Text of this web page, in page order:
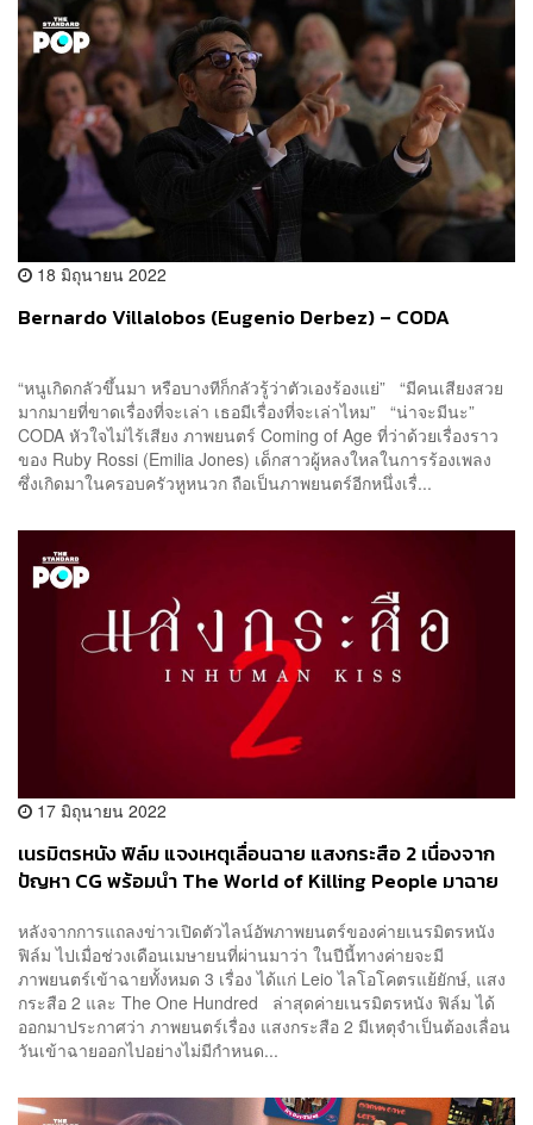
18 มิถุนายน 2022
Bernardo Villalobos (Eugenio Derbez) – CODA
“หนูเกิดกลัวขึ้นมา หรือบางทีก็กลัวรู้ว่าตัวเองร้องแย่” “มีคนเสียงสวย
มากมายที่ขาดเรื่องที่จะเล่า เธอมีเรื่องที่จะเล่าไหม” “น่าจะมีนะ”
CODA หัวใจไม่ไร้เสียง ภาพยนตร์ Coming of Age ที่ว่าด้วยเรื่องราว
ของ Ruby Rossi (Emilia Jones) เด็กสาวผู้หลงใหลในการร้องเพลง
ซึ่งเกิดมาในครอบครัวหูหนวก ถือเป็นภาพยนตร์อีกหนึ่งเรื่...
17 มิถุนายน 2022
เนรมิตรหนัง ฟิล์ม แจงเหตุเลื่อนฉาย แสงกระสือ 2 เนื่องจาก
ปัญหา CG พร้อมนำ The World of Killing People มาฉาย
หลังจากการแถลงข่าวเปิดตัวไลน์อัพภาพยนตร์ของค่ายเนรมิตรหนัง
ฟิล์ม ไปเมื่อช่วงเดือนเมษายนที่ผ่านมาว่า ในปีนี้ทางค่ายจะมี
ภาพยนตร์เข้าฉายทั้งหมด 3 เรื่อง ได้แก่ Leio ไลโอโคตรแย้ยักษ์, แสง
กระสือ 2 และ The One Hundred ล่าสุดค่ายเนรมิตรหนัง ฟิล์ม ได้
ออกมาประกาศว่า ภาพยนตร์เรื่อง แสงกระสือ 2 มีเหตุจำเป็นต้องเลื่อน
วันเข้าฉายออกไปอย่างไม่มีกำหนด...